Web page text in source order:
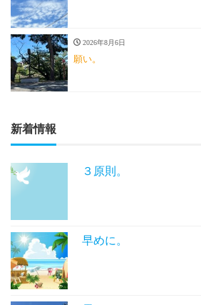
2026年8月6日
願い。
新着情報
３原則。
早めに。